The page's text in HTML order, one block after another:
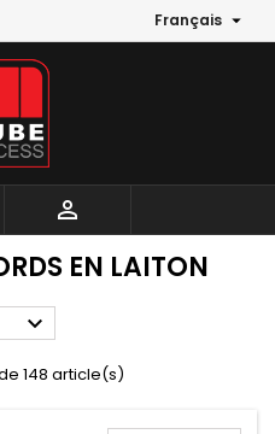
Français 

EN LAITON

148 article(s)